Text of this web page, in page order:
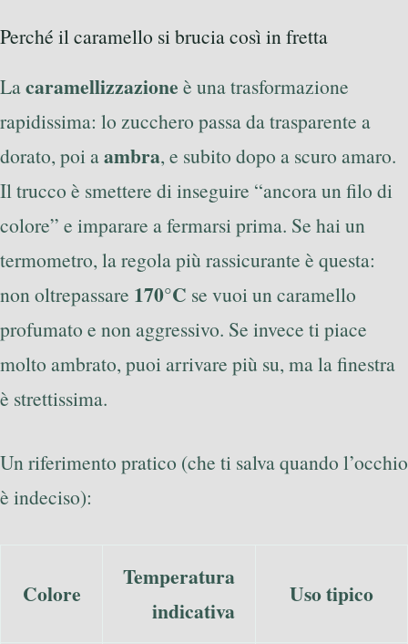
Perché il caramello si brucia così in fretta
Lacaramellizzazione è una trasformazione
rapidissima: lo zucchero passa da trasparente a
dorato, poi aambra, e subito dopo a scuro amaro.
Il trucco è smettere di inseguire “ancora un filo di
colore” e imparare a fermarsi prima. Se hai un
termometro, la regola più rassicurante è questa:
non oltrepassare 170°C se vuoi un caramello
profumato e non aggressivo. Se invece ti piace
molto ambrato, puoi arrivare più su, ma la finestra
è strettissima.
Un riferimento pratico (che ti salva quando l’occhio
è indeciso):
Colore
Temperatura
indicativa
Uso tipico